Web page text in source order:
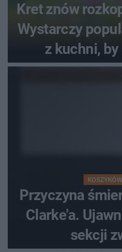
Kret znów
Wystarczy
z kuchni, by
Przyczyna
Clarke'a.
sekcji